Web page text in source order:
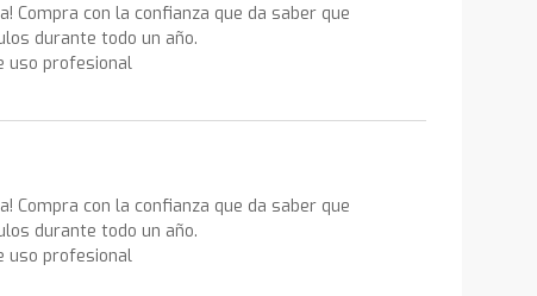
Compra con la confianza que da saber que
durante todo un año.
uso profesional
Compra con la confianza que da saber que
durante todo un año.
uso profesional